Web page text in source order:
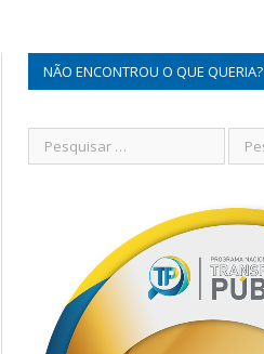
NÃO ENCONTROU O QUE QUERIA?